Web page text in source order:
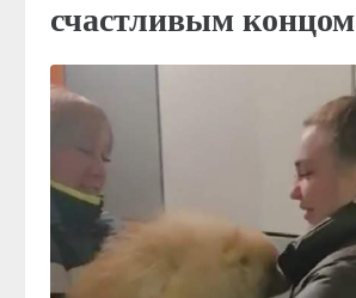
счастливым концом